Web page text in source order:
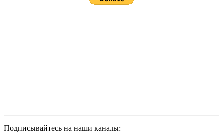
Подписывайтесь на наши каналы: